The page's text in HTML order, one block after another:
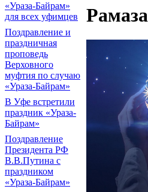
«Ураза-Байрам»
для всех уфимцев
Поздравление и
праздничная
проповедь
Верховного
муфтия по случаю
«Ураза-Байрам»
В Уфе встретили
праздник «Ураза-
Байрам»
Поздравление
Президента РФ
В.В.Путина с
праздником
«Ураза-Байрам»